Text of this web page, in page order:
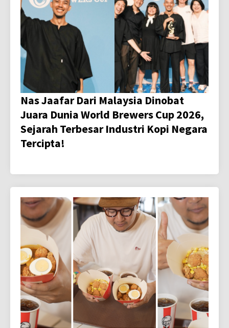
Nas Jaafar Dari Malaysia Dinobat
Juara Dunia World Brewers Cup 2026,
Sejarah Terbesar Industri Kopi Negara
Tercipta!